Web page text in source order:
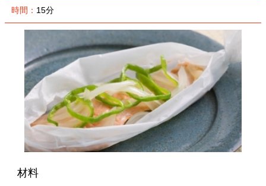
材料
たまねぎ（スライス）